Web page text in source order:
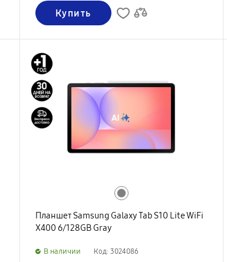
Купить
Планшет Samsung Galaxy Tab S10 Lite WiFi
X400 6/128GB Gray
B наличии Код: 3024086